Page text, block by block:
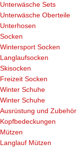
Unterwäsche Sets
Unterwäsche Oberteile
Unterhosen
Socken
Wintersport Socken
Langlaufsocken
Skisocken
Freizeit Socken
Winter Schuhe
Winter Schuhe
Ausrüstung und Zubehör
Kopfbedeckungen
Mützen
Langlauf Mützen